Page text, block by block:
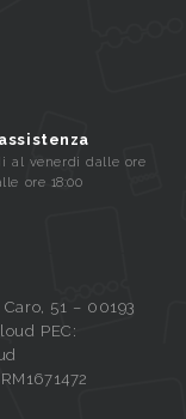
al venerdi dalle ore
ore 18:00
51 – 00193
PEC: